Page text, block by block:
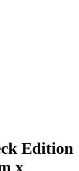
Edition
x